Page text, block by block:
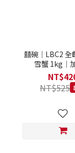
囍碗｜LBC2 全
雪蟹 1kg｜
Loveabowl 天
公斤 成貓 無
NT$525